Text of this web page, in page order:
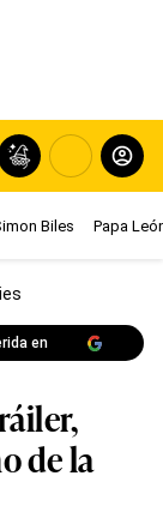
Biles Papa
en
de la